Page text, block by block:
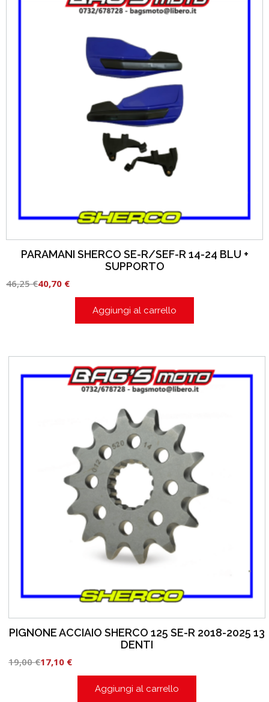
PARAMANI SHERCO SE-R/SEF-R 14-24 BLU +
SUPPORTO
46,25€40,70 €
Aggiungi al carrello
PIGNONE ACCIAIO SHERCO 125 SE-R 2018-2025 13
DENTI
19,00€17,10 €
Aggiungi al carrello